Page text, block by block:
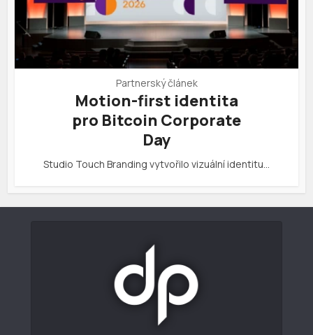
Partnerský článek
Motion-first identita
pro Bitcoin Corporate
Day
Studio Touch Branding vytvořilo vizuální identitu…